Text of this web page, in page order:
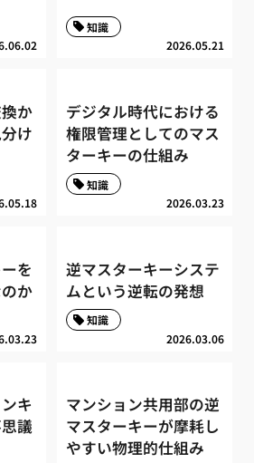
2026.05.21
知識
か
け
デジタル時代における
権限管理としてのマス
ターキーの仕組み
2026.03.23
知識
を
か
逆マスターキーシステ
ムという逆転の発想
2026.03.06
知識
キ
議
マンション共用部の逆
マスターキーが摩耗し
やすい物理的仕組み